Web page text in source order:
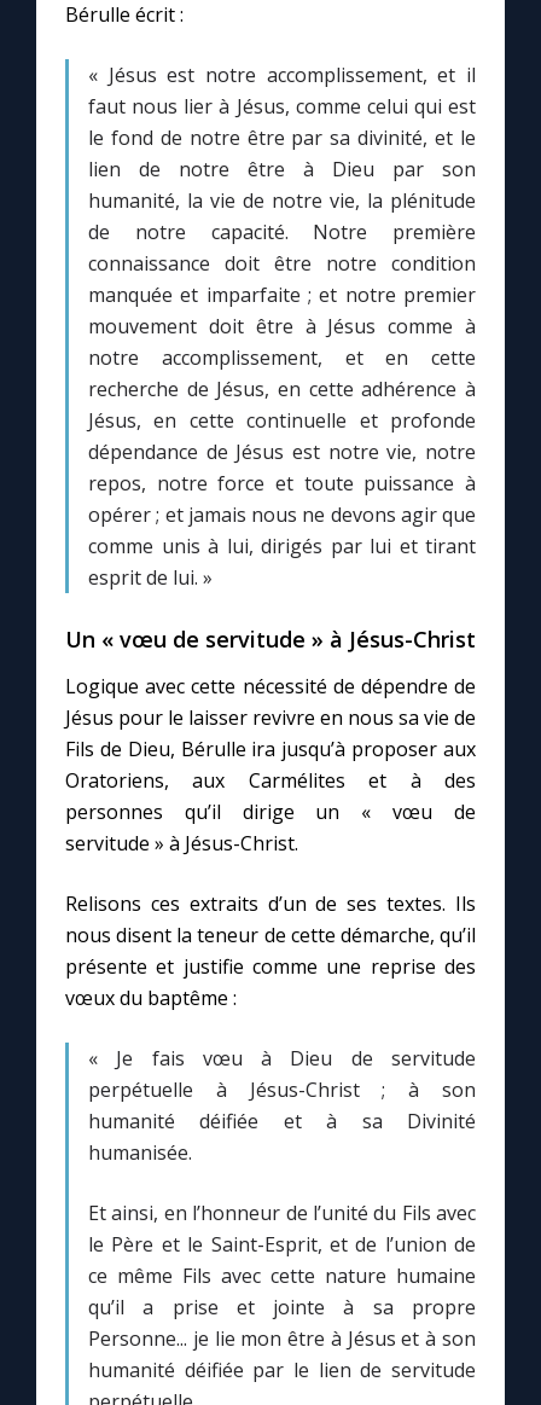
Bérulle écrit :
« Jésus est notre accomplissement, et il
faut nous lier à Jésus, comme celui qui est
le fond de notre être par sa divinité, et le
lien de notre être à Dieu par son
humanité, la vie de notre vie, la plénitude
de notre capacité. Notre première
connaissance doit être notre condition
manquée et imparfaite ; et notre premier
mouvement doit être à Jésus comme à
notre accomplissement, et en cette
recherche de Jésus, en cette adhérence à
Jésus, en cette continuelle et profonde
dépendance de Jésus est notre vie, notre
repos, notre force et toute puissance à
opérer ; et jamais nous ne devons agir que
comme unis à lui, dirigés par lui et tirant
esprit de lui. »
Un « vœu de servitude » à Jésus-Christ
Logique avec cette nécessité de dépendre de
Jésus pour le laisser revivre en nous sa vie de
Fils de Dieu, Bérulle ira jusqu’à proposer aux
Oratoriens, aux Carmélites et à des
personnes qu’il dirige un « vœu de
servitude » à Jésus-Christ.
Relisons ces extraits d’un de ses textes. Ils
nous disent la teneur de cette démarche, qu’il
présente et justifie comme une reprise des
vœux du baptême :
« Je fais vœu à Dieu de servitude
perpétuelle à Jésus-Christ ; à son
humanité déifiée et à sa Divinité
humanisée.
Et ainsi, en l’honneur de l’unité du Fils avec
le Père et le Saint-Esprit, et de l’union de
ce même Fils avec cette nature humaine
qu’il a prise et jointe à sa propre
Personne... je lie mon être à Jésus et à son
humanité déifiée par le lien de servitude